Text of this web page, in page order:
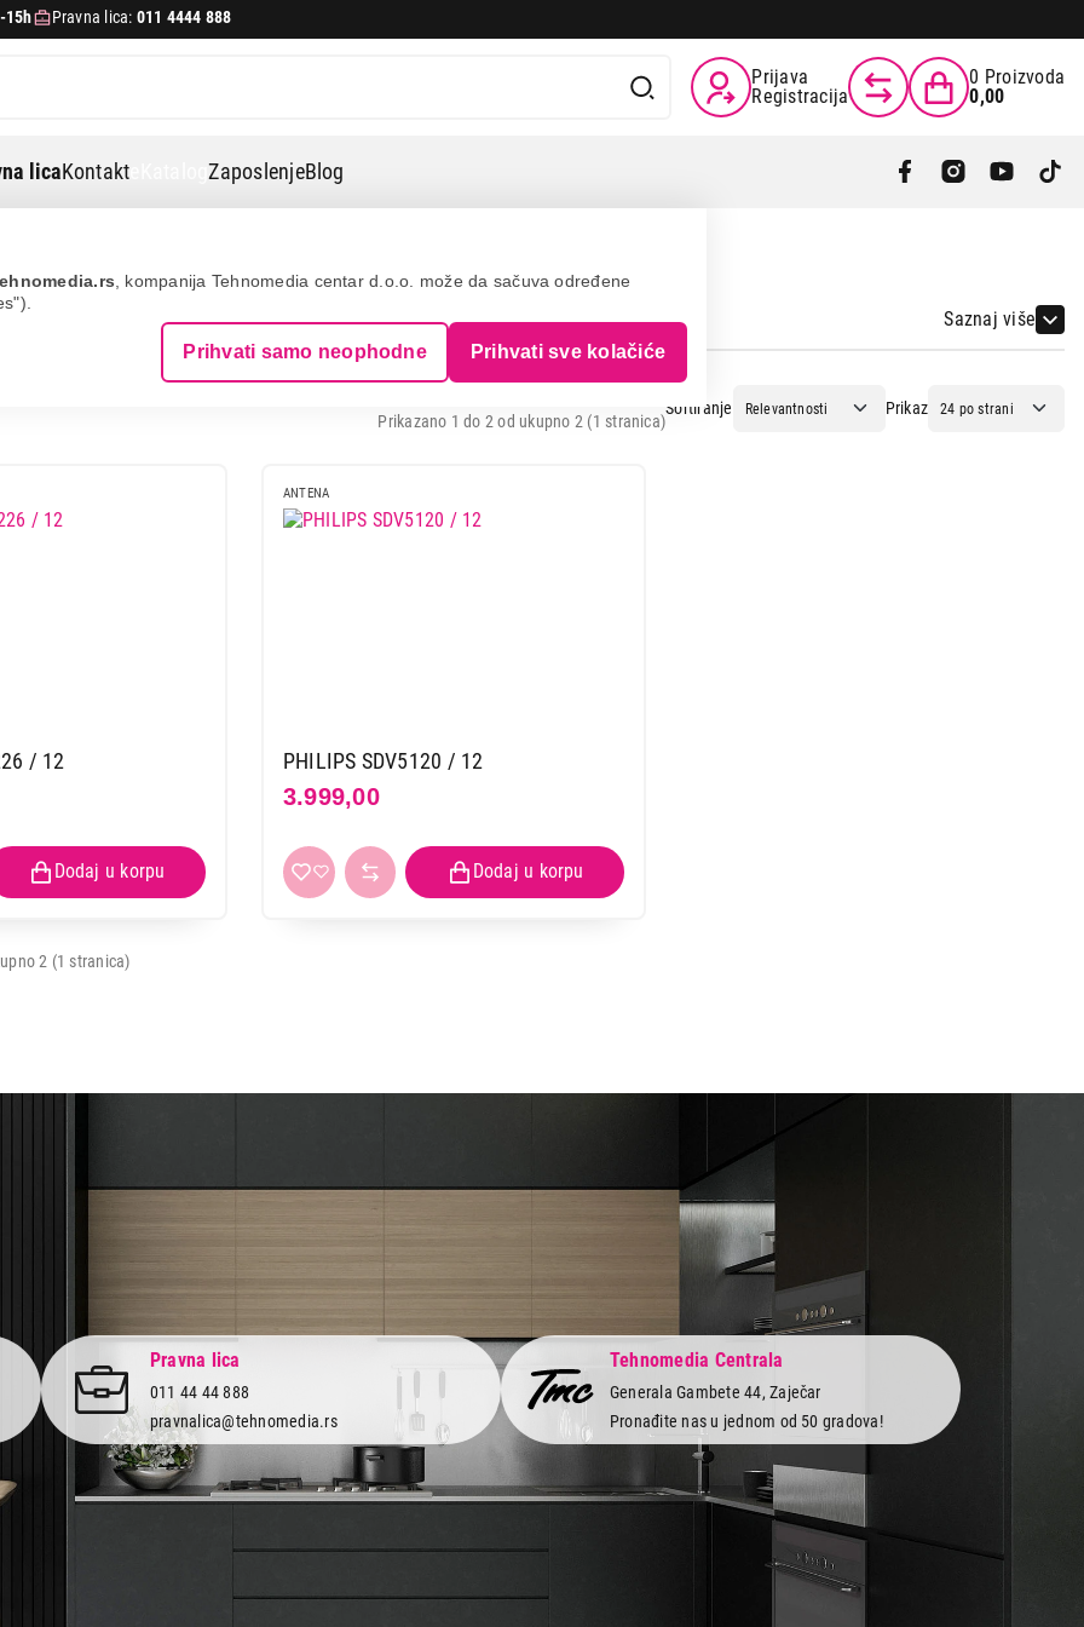
, kompanija Tehnomedia centar d.o.o. može da sačuva određene
Prihvati samo neophodne Prihvati sve kolačiće
15h Pravna lica: 011 4444 888
Prijava
Registracija
0 Proizvoda
0,00
licaKontakt eKatalogZaposlenjeBlog
- PHILIPS Saznaj više
Sortiranje Prikaz
Prikazano 1 do 2 od ukupno 2 (1 stranica)
/ 12
ANTENA
PHILIPS SDV5120 / 12
3.999,00
2 (1 stranica)
PHILIPS SDV6226/12
Ukupno u korpi:0,00
Pravna lica
011 44 44 888
pravnalica@tehnomedia.rs
Tehnomedia Centrala
Generala Gambete 44, Zaječar
Pronađite nas u jednom od 50 gradova!
Newsletter